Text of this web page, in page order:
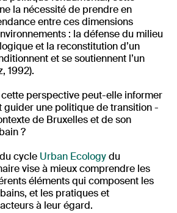
la nécessité de prendre en
entre ces dimensions
: la défense du milieu
et la reconstitution d’un
et se soutiennent l’un
1992).
perspective peut-elle informer
guider une politique de transition -
de Bruxelles et de son
?
cycle Urban Ecologydu
vise à mieux comprendre les
éléments qui composent les
et les pratiques et
à leur égard.